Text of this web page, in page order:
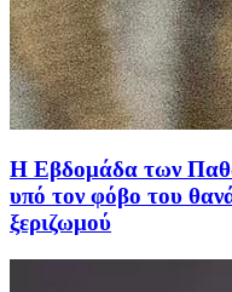
Η Εβδομάδα των
υπό τον φόβο του
ξεριζωμού